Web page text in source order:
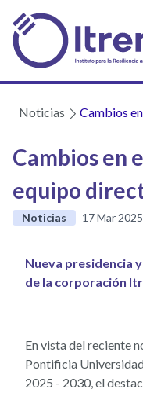
Noticias
Cambios
equipo
Itrend
Cambios en
equipo
Noticias 17 Mar 2025
Nueva presidencia
de la corporación
En vista del reciente
Pontificia
2025 - 2030, el